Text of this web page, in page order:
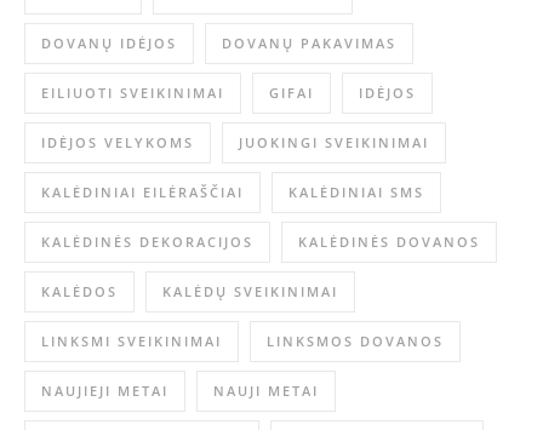
DOVANŲ IDĖJOS DOVANŲ PAKAVIMAS
EILIUOTI SVEIKINIMAI GIFAI IDĖJOS
IDĖJOS VELYKOMS JUOKINGI SVEIKINIMAI
KALĖDINIAI EILĖRAŠČIAI KALĖDINIAI SMS
KALĖDINĖS DEKORACIJOS KALĖDINĖS DOVANOS
KALĖDOS KALĖDŲ SVEIKINIMAI
LINKSMI SVEIKINIMAI LINKSMOS DOVANOS
NAUJIEJI METAI NAUJI METAI